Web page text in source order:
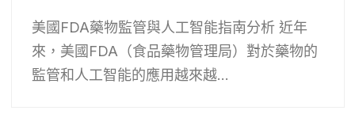
美國FDA藥物監管與人工智能指南分析 近年
來，美國FDA（食品藥物管理局）對於藥物的
監管和人工智能的應用越來越...